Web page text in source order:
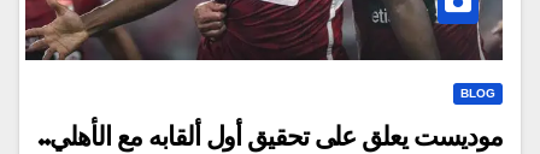
BLOG
موديست يعلق على تحقيق أول ألقابه مع الأهلي..